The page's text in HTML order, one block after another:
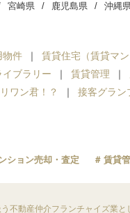
宮崎県 鹿児島県 沖縄
物件 賃貸住宅（賃貸マ
ブラリー 賃貸管理
ワン君！？ 接客グラン
ション売却・査定 賃貸
不動産仲介フランチャイズ業と